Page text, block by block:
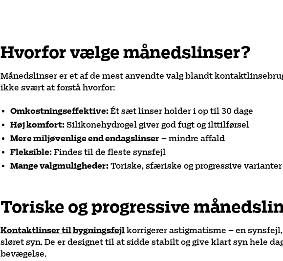
Hvorfor vælge månedslinser?
Månedslinser er et af de mest anvendte valg blandt
ikke svært at forstå hvorfor:
Omkostningseffektive: Ét sæt linser holder i op til 30 dage
Høj komfort: Silikonehydrogel giver god fugt og ilttilførsel
Mere miljøvenlige end endagslinser – mindre affald
Fleksible: Findes til de fleste synsfejl
Mange valgmuligheder: Toriske, sfæriske og progressive varianter
Toriske og progressive
Kontaktlinser til bygningsfejl korrigerer astigmatisme – en
sløret syn. De er designet til at sidde stabilt og give klart syn hele
bevægelse.